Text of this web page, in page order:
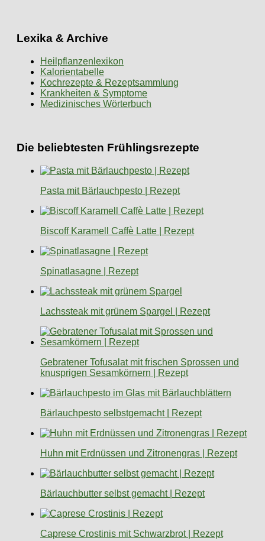
Lexika & Archive
Heilpflanzenlexikon
Kalorientabelle
Kochrezepte & Rezeptsammlung
Krankheiten & Symptome
Medizinisches Wörterbuch
Die beliebtesten Frühlingsrezepte
Pasta mit Bärlauchpesto | Rezept
Biscoff Karamell Caffè Latte | Rezept
Spinatlasagne | Rezept
Lachssteak mit grünem Spargel | Rezept
Gebratener Tofusalat mit frischen Sprossen und
knusprigen Sesamkörnern | Rezept
Bärlauchpesto selbstgemacht | Rezept
Huhn mit Erdnüssen und Zitronengras | Rezept
Bärlauchbutter selbst gemacht | Rezept
Caprese Crostinis mit Schwarzbrot | Rezept